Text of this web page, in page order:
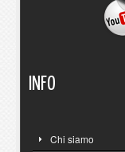
INFO
Chi siamo